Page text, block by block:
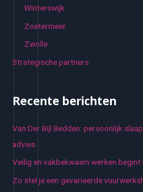
Winterswijk
Zoetermeer
Zwolle
Strategische partners
Recente berichten
Van Der Bijl Bedden: persoonlijk
advies
Veilig en vakbekwaam werken
Zo stel je een gevarieerde